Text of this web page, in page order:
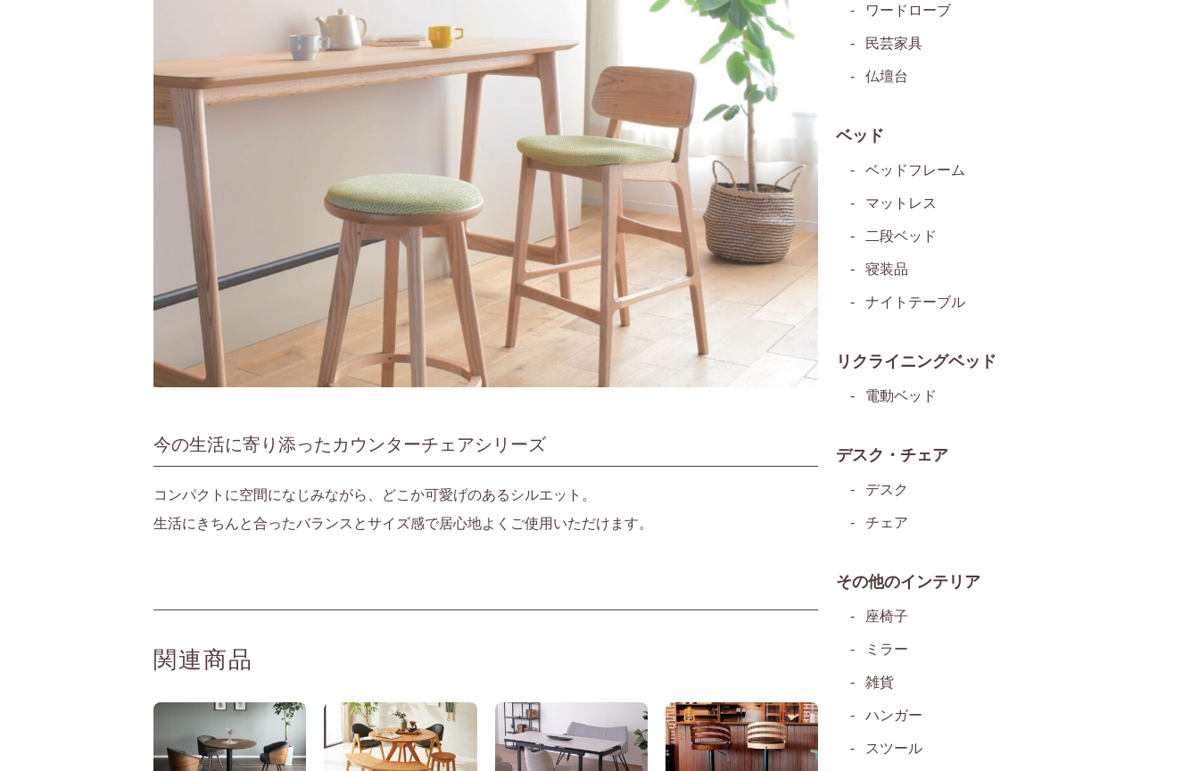
今の生活に寄り添ったカウンターチェアシリーズ
コンパクトに空間になじみながら、どこか可愛げのあるシルエット。
生活にきちんと合ったバランスとサイズ感で居心地よくご使用いただけます。
関連商品
ワードローブ
民芸家具
仏壇台
ベッド
ベッドフレーム
マットレス
二段ベッド
寝装品
ナイトテーブル
リクライニングベッド
電動ベッド
デスク・チェア
デスク
チェア
その他のインテリア
座椅子
ミラー
雑貨
ハンガー
スツール